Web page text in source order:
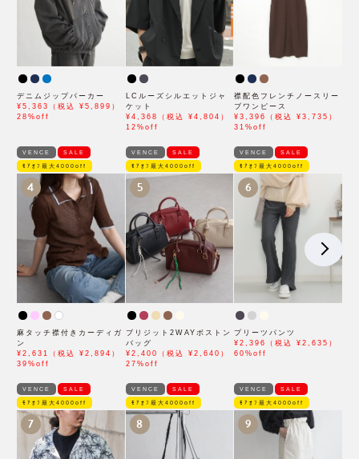
デニムジップパーカー
¥5,363（税込 ¥5,899）
28%off
LCルーズシルエットジャ
ケット
¥4,368（税込 ¥4,804）
12%off
襟配色フレンチノースリー
ブワンピース
¥3,396（税込 ¥3,735）
31%off
VENCE SALE
ﾓｱｵﾌ最大4000off
4
麻タッチ襟付きカーディガ
ン
¥2,631（税込 ¥2,894）
39%off
VENCE SALE
ﾓｱｵﾌ最大4000off
5
ブリジット2WAYボストン
バッグ
¥2,400（税込 ¥2,640）
27%off
VENCE SALE
ﾓｱｵﾌ最大4000off
6
プリーツパンツ
¥2,396（税込 ¥2,635）
60%off
VENCE SALE
ﾓｱｵﾌ最大4000off
7
VENCE SALE
ﾓｱｵﾌ最大4000off
8
VENCE SALE
ﾓｱｵﾌ最大4000off
9